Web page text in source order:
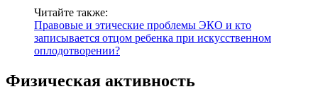
Читайте также:
Правовые и этические проблемы ЭКО и кто
записывается отцом ребенка при искусственном
оплодотворении?
Физическая активность